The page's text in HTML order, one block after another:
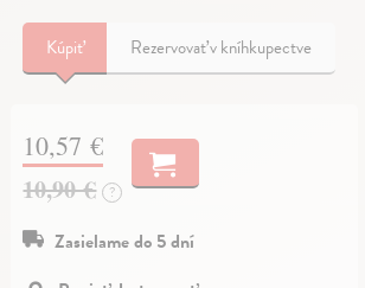
Kúpiť Rezervovať v kníhkupectve
10,57 €
10,90 € ?
Zasielame do 5 dní